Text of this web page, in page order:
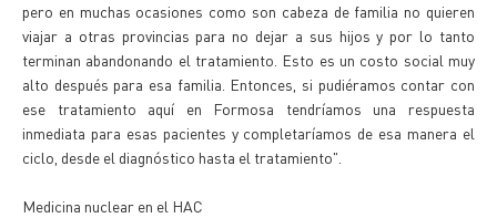
pero en muchas ocasiones como son cabeza de familia no quieren
viajar a otras provincias para no dejar a sus hijos y por lo tanto
terminan abandonando el tratamiento. Esto es un costo social muy
alto después para esa familia. Entonces, si pudiéramos contar con
ese tratamiento aquí en Formosa tendríamos una respuesta
inmediata para esas pacientes y completaríamos de esa manera el
ciclo, desde el diagnóstico hasta el tratamiento".
Medicina nuclear en el HAC